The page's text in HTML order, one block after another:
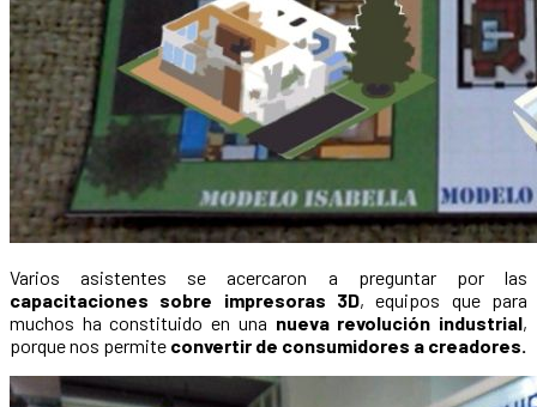
Varios asistentes se acercaron a preguntar por las
capacitaciones sobre impresoras 3D, equipos que para
muchos ha constituido en una nueva revolución industrial,
porque nos permite convertir de consumidores a creadores.